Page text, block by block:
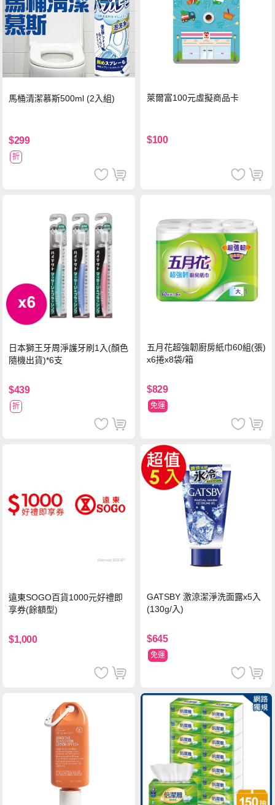
馬桶清潔慕斯500ml (2入組)
$299
折
萊爾富100元虛擬商品卡
$100
日本獅王牙周淨護牙刷1入(顏色
隨機出貨)*6支
$439
折
五月花超強韌廚房紙巾60組(張)
x6捲x8袋/箱
$829
免運
遠東SOGO百貨1000元好禮即
享券(餘額型)
$1,000
GATSBY 激涼潔淨洗面露x5入
(130g/入)
$645
免運